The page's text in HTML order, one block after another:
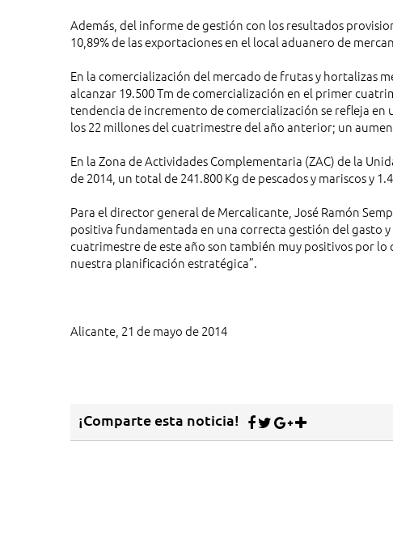
Además, del informe de gestión con los resultados
10,89% de las exportaciones en el local aduanero de
En la comercialización del mercado de frutas y hortalizas
alcanzar 19.500 Tm de comercialización en el primer
tendencia de incremento de comercialización se refleja
los 22 millones del cuatrimestre del año anterior; un
En la Zona de Actividades Complementaria (ZAC) de la
de 2014, un total de 241.800 Kg de pescados y mariscos y
Para el director general de Mercalicante, José Ramón
positiva fundamentada en una correcta gestión del gasto
cuatrimestre de este año son también muy positivos por
nuestra planificación estratégica”.
Alicante, 21 de mayo de 2014
¡Comparte esta noticia!